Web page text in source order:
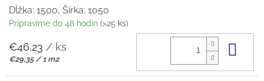
Dĺžka: 1500, Šírka: 1050
Pripravíme do 48 hodín (>25 ks)
€46,23 / ks
Jednotková
€29,35 / 1 m2